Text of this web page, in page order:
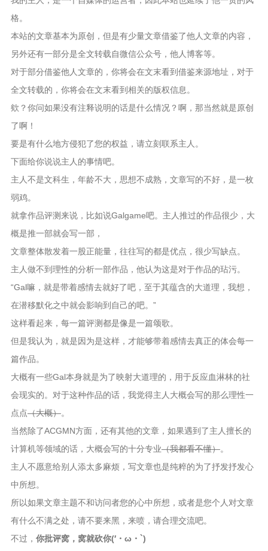
格。
本站的文章基本为原创，但是有少量文章借鉴了他人文章的内容，
另外还有一部分是全文转载自微信公众号，他人博客等。
对于部分借鉴他人文章的，你将会在文末看到借鉴来源地址，对于
全文转载的，你将会在文末看到相关的版权信息。
欸？你问如果没有注释说明的话是什么情况？啊，那当然就是原创
了啊！
要是有什么地方侵犯了您的权益，请立刻联系主人。
下面给你说说主人的事情吧。
主人不是文科生，年龄不大，思想不成熟，文章写的不好，是一枚
弱鸡。
就拿作品评测来说，比如说Galgame吧。主人推过的作品很少，大
概是推一部就会写一部，
文章整体散发着一股正能量，往往写的都是优点，很少写缺点。
主人做不到理性的分析一部作品，他认为这是对于作品的玷污。
“Gal嘛，就是带着感情去就好了吧，至于其蕴含的大道理，我想，
在潜移默化之中就会影响到自己的吧。”
这样看起来，每一篇评测都是像是一篇颂歌。
但是我认为，就是因为是这样，才能够带着感情去真正的体会每一
篇作品。
大概有一些Gal本身就是为了映射大道理的，用于反应血淋林的社
会现实的。对于这种作品的话，我觉得主人大概会写的那么理性一
点点（大概）。
当然除了ACGMN方面，还有其他的文章，如果遇到了主人擅长的
计算机等领域的话，大概会写的十分专业（我都看不懂）。
主人不愿意给别人添太多麻烦，写文章也是纯粹的为了抒发抒发心
中所想。
所以如果文章主题不和访问者您的心中所想，或者是您个人对文章
有什么不满之处，请不要来黑，来喷，请合理交流吧。
不过， 你批评窝，窝就砍你(′・ω・`)